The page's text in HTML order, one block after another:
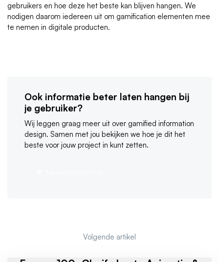
gebruikers en hoe deze het beste kan blijven hangen. We
nodigen daarom iedereen uit om gamification elementen mee
te nemen in digitale producten.
Ook informatie beter laten hangen bij
je gebruiker?
Wij leggen graag meer uit over gamified information
design. Samen met jou bekijken we hoe je dit het
beste voor jouw project in kunt zetten.
Volgende artikel